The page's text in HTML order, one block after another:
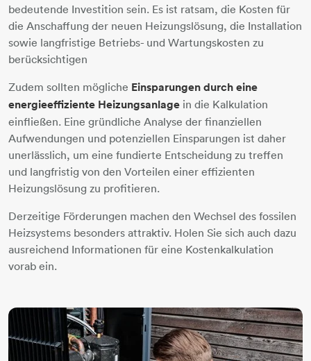
bedeutende Investition sein. Es ist ratsam, die Kosten für
die Anschaffung der neuen Heizungslösung, die Installation
sowie langfristige Betriebs- und Wartungskosten zu
berücksichtigen
Zudem sollten mögliche Einsparungen durch eine
energieeffiziente Heizungsanlage in die Kalkulation
einfließen. Eine gründliche Analyse der finanziellen
Aufwendungen und potenziellen Einsparungen ist daher
unerlässlich, um eine fundierte Entscheidung zu treffen
und langfristig von den Vorteilen einer effizienten
Heizungslösung zu profitieren.
Derzeitige Förderungen machen den Wechsel des fossilen
Heizsystems besonders attraktiv. Holen Sie sich auch dazu
ausreichend Informationen für eine Kostenkalkulation
vorab ein.